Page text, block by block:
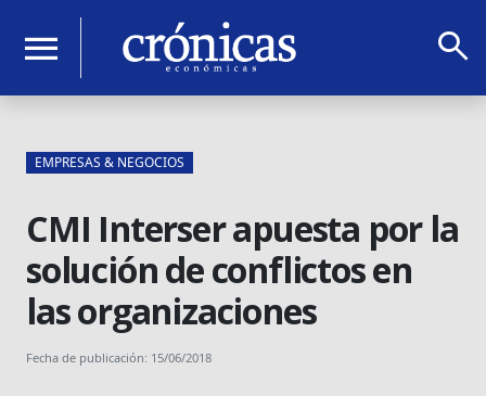
menu search
EMPRESAS & NEGOCIOS
CMI Interser apuesta por la
solución de conflictos en
las organizaciones
Fecha de publicación: 15/06/2018